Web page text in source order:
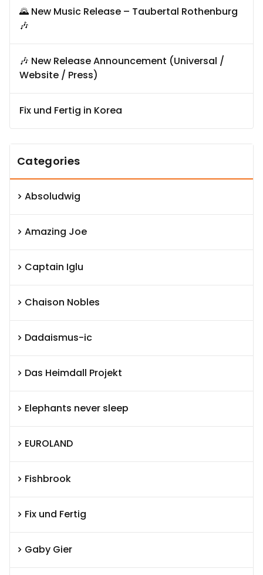
🌄 New Music Release – Taubertal Rothenburg
🎶
🎶 New Release Announcement (Universal /
Website / Press)
Fix und Fertig in Korea
Categories
Absoludwig
Amazing Joe
Captain Iglu
Chaison Nobles
Dadaismus-ic
Das Heimdall Projekt
Elephants never sleep
EUROLAND
Fishbrook
Fix und Fertig
Gaby Gier